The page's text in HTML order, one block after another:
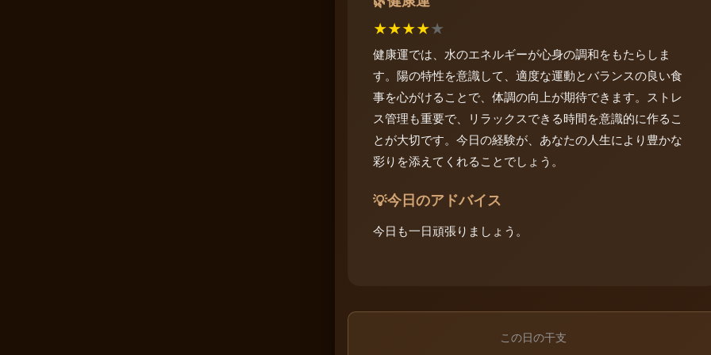
★★★★★
健康運では、水のエネルギーが心身の調和をもたらしま
す。陽の特性を意識して、適度な運動とバランスの良い食
事を心がけることで、体調の向上が期待できます。ストレ
ス管理も重要で、リラックスできる時間を意識的に作るこ
とが大切です。今日の経験が、あなたの人生により豊かな
彩りを添えてくれることでしょう。
💡今日のアドバイス
今日も一日頑張りましょう。
この日の干支